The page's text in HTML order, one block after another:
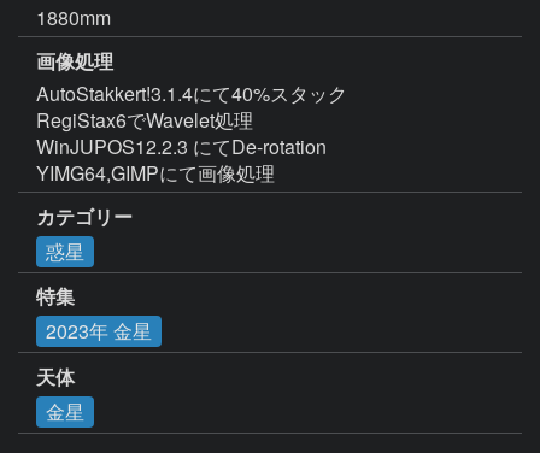
1880mm
画像処理
AutoStakkert!3.1.4にて40%スタック
RegiStax6でWavelet処理
WinJUPOS12.2.3 にてDe-rotation
YIMG64,GIMPにて画像処理
カテゴリー
惑星
特集
2023年 金星
天体
金星